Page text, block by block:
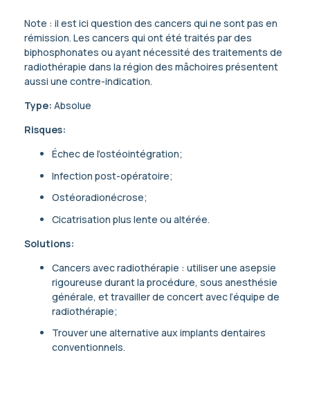
Note : il est ici question des cancers qui ne sont pas en
rémission. Les cancers qui ont été traités par des
biphosphonates ou ayant nécessité des traitements de
radiothérapie dans la région des mâchoires présentent
aussi une contre-indication.
Type: Absolue
Risques:
Échec de l’ostéointégration;
Infection post-opératoire;
Ostéoradionécrose;
Cicatrisation plus lente ou altérée.
Solutions:
Cancers avec radiothérapie : utiliser une asepsie
rigoureuse durant la procédure, sous anesthésie
générale, et travailler de concert avec l’équipe de
radiothérapie;
Trouver une alternative aux implants dentaires
conventionnels.